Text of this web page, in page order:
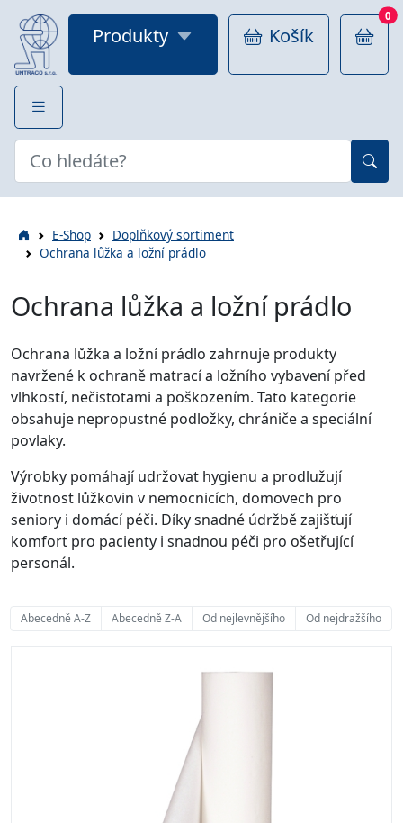
Produkty Košík
0
E-Shop
Doplňkový sortiment
Ochrana lůžka a ložní prádlo
Ochrana lůžka a ložní prádlo
Ochrana lůžka a ložní prádlo zahrnuje produkty
navržené k ochraně matrací a ložního vybavení před
vlhkostí, nečistotami a poškozením. Tato kategorie
obsahuje nepropustné podložky, chrániče a speciální
povlaky.
Výrobky pomáhají udržovat hygienu a prodlužují
životnost lůžkovin v nemocnicích, domovech pro
seniory i domácí péči. Díky snadné údržbě zajišťují
komfort pro pacienty i snadnou péči pro ošetřující
personál.
Abecedně A-Z Abecedně Z-A Od nejlevnějšího Od nejdražšího